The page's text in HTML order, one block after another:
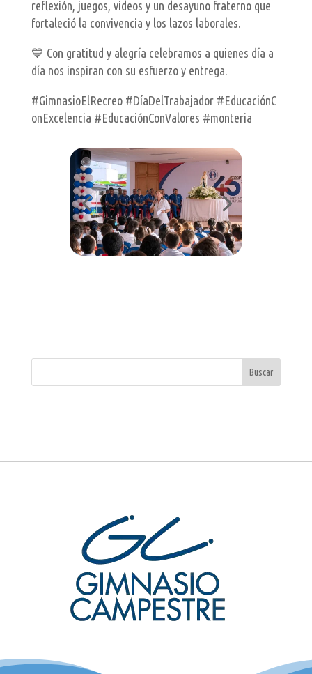
reflexión, juegos, videos y un desayuno fraterno que
fortaleció la convivencia y los lazos laborales.
💙 Con gratitud y alegría celebramos a quienes día a
día nos inspiran con su esfuerzo y entrega.
#GimnasioElRecreo #DíaDelTrabajador #EducaciónC
onExcelencia #EducaciónConValores #monteria